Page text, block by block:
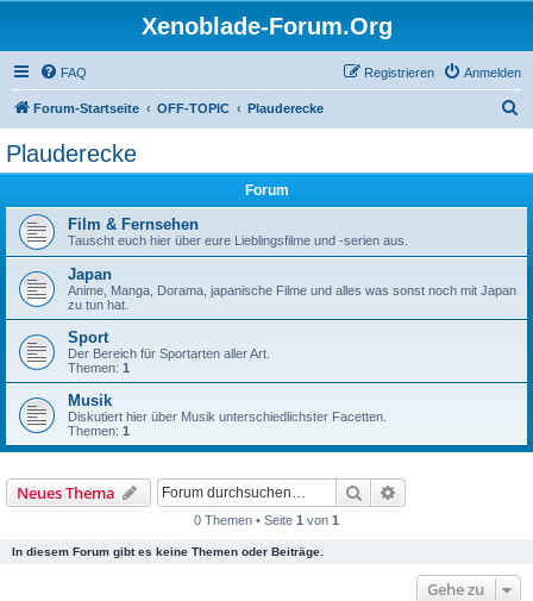
Xenoblade-Forum.Org
FAQ Anmelden
Registrieren
Forum-Startseite OFF-TOPIC Plauderecke
Plauderecke
Forum
Film & Fernsehen
Tauscht euch hier über eure Lieblingsfilme und -serien aus.
Japan
Anime, Manga, Dorama, japanische Filme und alles was sonst noch mit Japan
zu tun hat.
Sport
Der Bereich für Sportarten aller Art.
Themen: 1
Musik
Diskutiert hier über Musik unterschiedlichster Facetten.
Themen: 1
Neues Thema Suche
0 Themen • Seite 1 von 1
In diesem Forum gibt es keine Themen oder Beiträge.
Gehe zu